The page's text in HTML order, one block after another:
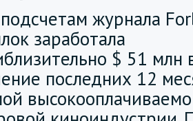
журнала
заработала
$ 51 млн
последних 12